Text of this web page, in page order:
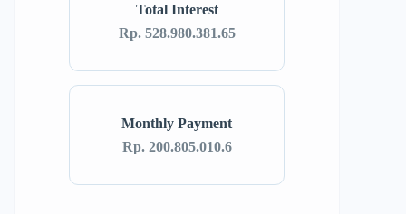
Monthly Payment
Rp. 200.805.010.6
Total Interest
Rp. 528.980.381.65